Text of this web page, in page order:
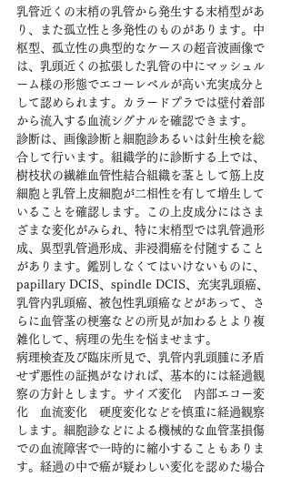
乳管近くの末梢の乳管から発生する末梢型があ
り、また孤立性と多発性のものがあります。中
枢型、孤立性の典型的なケースの超音波画像で
は、乳頭近くの拡張した乳管の中にマッシュル
ーム様の形態でエコーレベルが高い充実成分と
して認められます。カラードプラでは壁付着部
から流入する血流シグナルを確認できます。
診断は、画像診断と細胞診あるいは針生検を総
合して行います。組織学的に診断する上では、
樹枝状の繊維血管性結合組織を茎として筋上皮
細胞と乳管上皮細胞が二相性を有して増生して
いることを確認します。この上皮成分にはさま
ざまな変化がみられ、特に末梢型では乳管過形
成、異型乳管過形成、非浸潤癌を付随すること
があります。鑑別しなくてはいけないものに、
papillary DCIS、spindle DCIS、充実乳頭癌、
乳管内乳頭癌、被包性乳頭癌などがあって、さ
らに血管茎の梗塞などの所見が加わるとより複
雑化して、病理の先生を悩ませます。
病理検査及び臨床所見で、乳管内乳頭腫に矛盾
せず悪性の証拠がなければ、基本的には経過観
察の方針とします。サイズ変化　内部エコー変
化　血流変化　硬度変化などを慎重に経過観察
します。細胞診などによる機械的な血管茎損傷
での血流障害で一時的に縮小することもありま
す。経過の中で癌が疑わしい変化を認めた場合